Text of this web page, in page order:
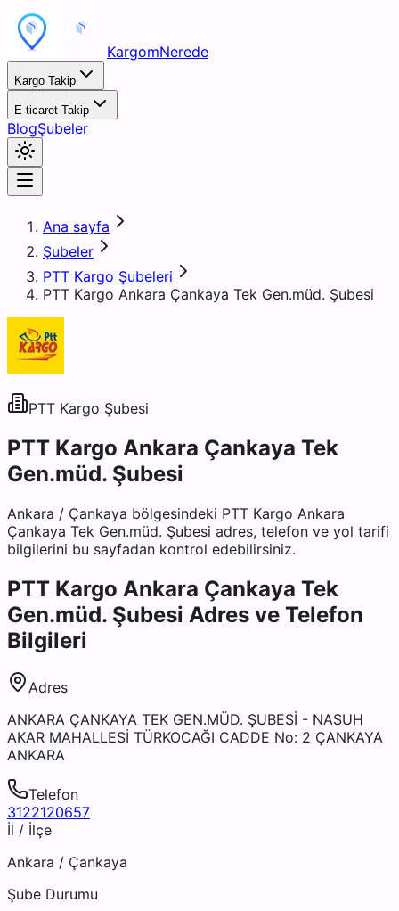
KargomNerede
Kargo Takip
E-ticaret Takip
BlogŞubeler
Ana sayfa
Şubeler
PTT Kargo Şubeleri
PTT Kargo Ankara Çankaya Tek Gen.müd. Şubesi
PTT Kargo Şubesi
PTT Kargo Ankara Çankaya Tek
Gen.müd. Şubesi
Ankara / Çankaya bölgesindeki PTT Kargo Ankara
Çankaya Tek Gen.müd. Şubesi adres, telefon ve yol tarifi
bilgilerini bu sayfadan kontrol edebilirsiniz.
PTT Kargo Ankara Çankaya Tek
Gen.müd. Şubesi Adres ve Telefon
Bilgileri
Adres
ANKARA ÇANKAYA TEK GEN.MÜD. ŞUBESİ - NASUH
AKAR MAHALLESİ TÜRKOCAĞI CADDE No: 2 ÇANKAYA
ANKARA
Telefon
3122120657
İl / İlçe
Ankara / Çankaya
Şube Durumu